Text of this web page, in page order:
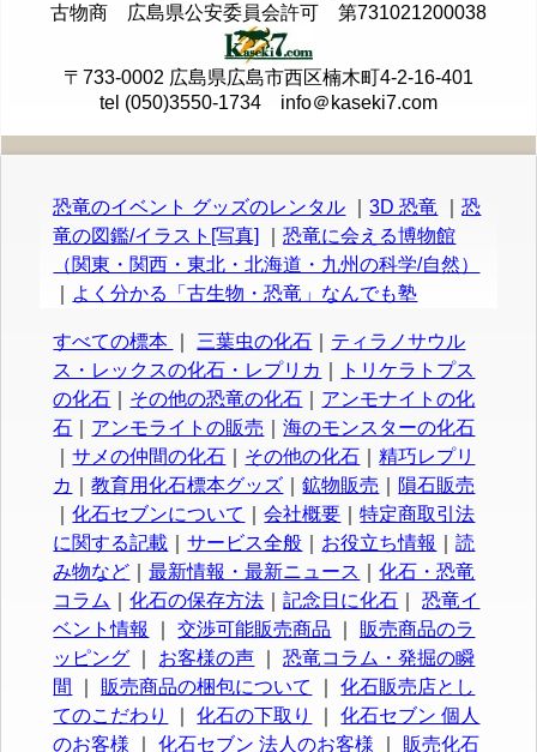
古物商 広島県公安委員会許可 第731021200038
〒733-0002 広島県広島市西区楠木町4-2-16-401
tel (050)3550-1734 info＠kaseki7.com
恐竜のイベント グッズのレンタル ｜3D 恐竜 ｜恐
竜の図鑑/イラスト[写真]
｜恐竜に会える博物館
（関東・関西・東北・北海道・九州の科学/自然）
よく分かる「古生物・恐竜」なんでも塾
すべての標本 三葉虫の化石
ティラノサウル
ス・レックスの化石・レプリカ
トリケラトプス
の化石
その他の恐竜の化石
アンモナイトの化
石
アンモライトの販売 ｜海のモンスターの化石
｜サメの仲間の化石 その他の化石 ｜精巧レプリ
カ
｜教育用化石標本グッズ ｜鉱物販売
隕石販売
｜化石セブンについて ｜会社概要 ｜特定商取引法
に関する記載 ｜サービス全般 お役立ち情報 ｜読
み物など ｜最新情報・最新ニュース ｜化石・恐竜
コラム
｜化石の保存方法 ｜記念日に化石 ｜恐竜イ
ベント情報
｜交渉可能販売商品
販売商品のラ
ッピング
お客様の声 ｜恐竜コラム・発掘の瞬
間
販売商品の梱包について ｜化石販売店とし
てのこだわり
｜化石の下取り ｜化石セブン 個人
のお客様 ｜化石セブン 法人のお客様 販売化石